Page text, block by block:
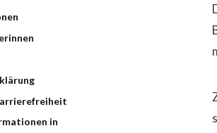
in